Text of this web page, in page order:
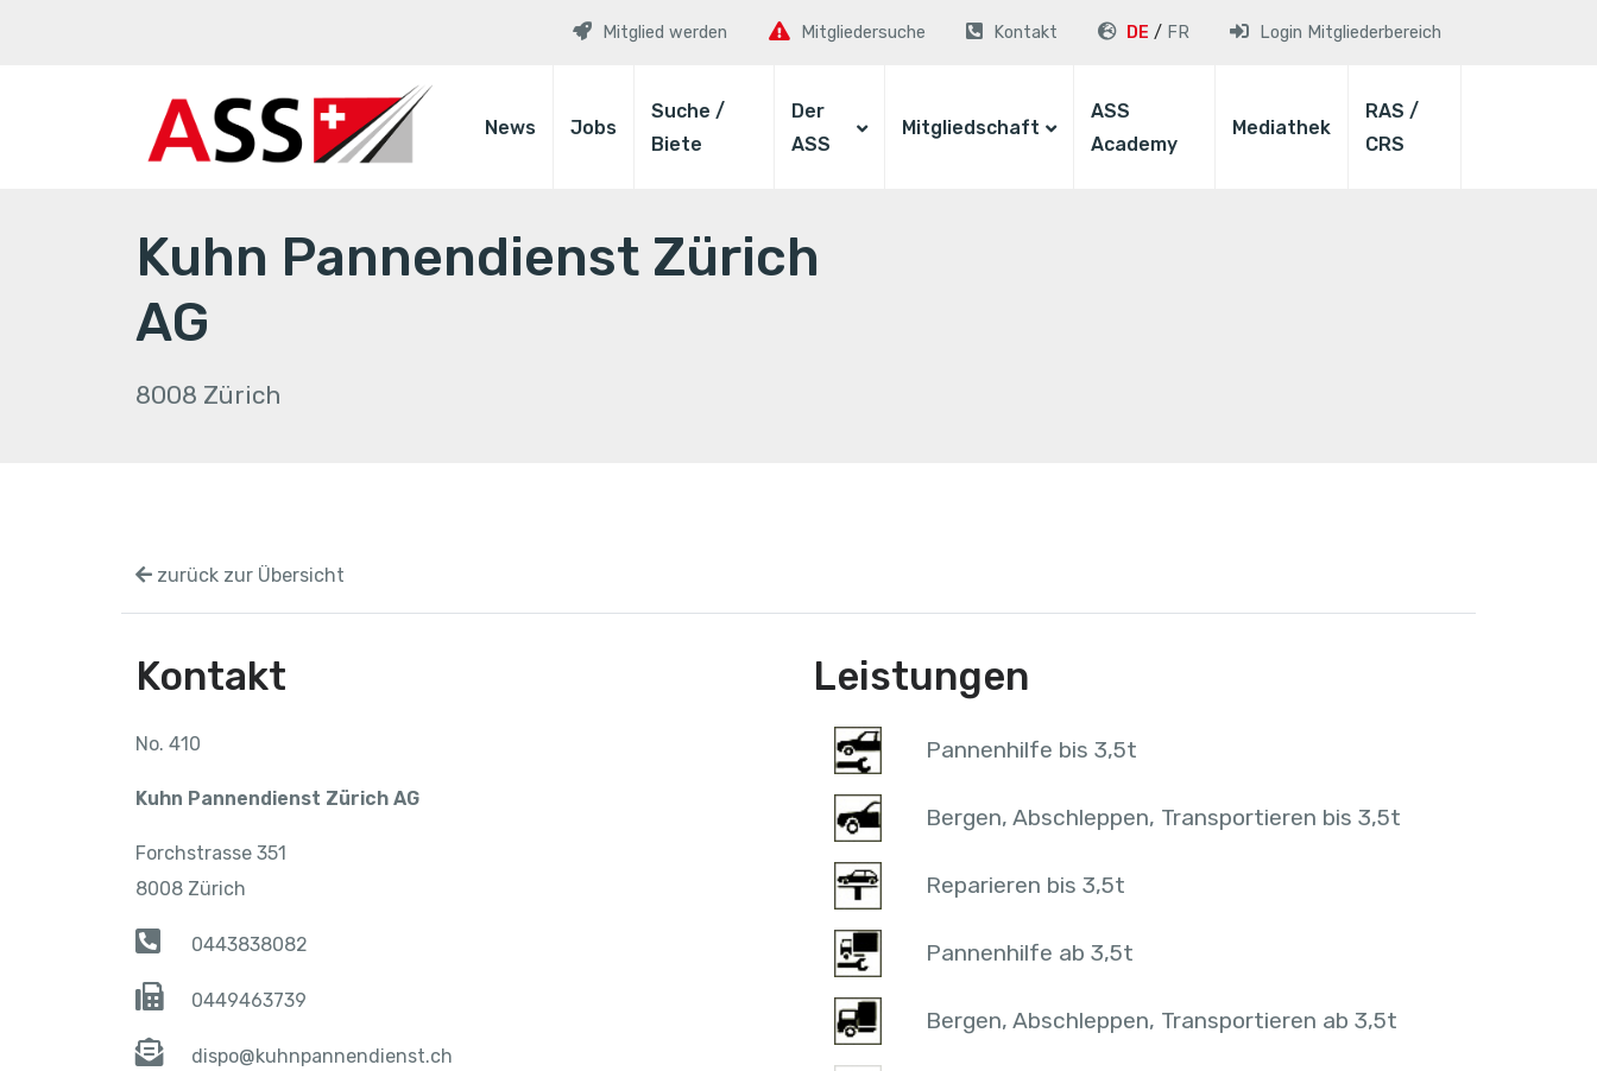
Mitglied werden Mitgliedersuche Kontakt DE FR Login Mitgliederbereich
News Jobs
Suche /
Biete
Der
ASS
Mitgliedschaft
ASS
Academy
Mediathek
RAS /
CRS
Kuhn Pannendienst Zürich
AG
8008 Zürich
zurück zur Übersicht
Kontakt
No. 410
Kuhn Pannendienst Zürich AG
Forchstrasse 351
8008 Zürich
0443838082
0449463739
dispo@kuhnpannendienst.ch
Leistungen
Pannenhilfe bis 3,5t
Bergen, Abschleppen, Transportieren bis 3,5t
Reparieren bis 3,5t
Pannenhilfe ab 3,5t
Bergen, Abschleppen, Transportieren ab 3,5t